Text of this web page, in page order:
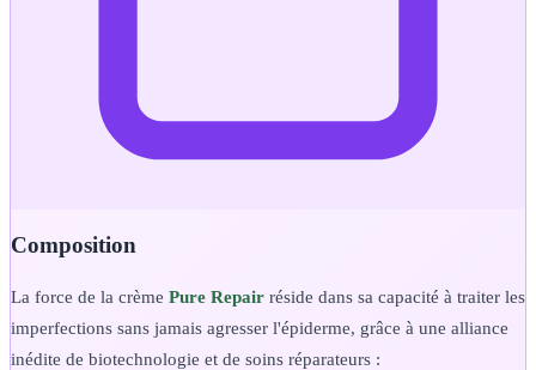
Composition
La force de la crème Pure Repair réside dans sa capacité à traiter les
imperfections sans jamais agresser l'épiderme, grâce à une alliance
inédite de biotechnologie et de soins réparateurs :